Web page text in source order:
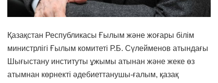
Қазақстан Республикасы Ғылым және жоғары білім
министрлігі Ғылым комитеті Р.Б. Сүлейменов атындағы
Шығыстану институты ұжымы атынан және жеке өз
атымнан көрнекті әдебиеттанушы-ғалым, қазақ